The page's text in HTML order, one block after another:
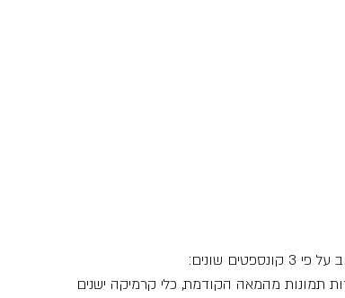
שונים:
תמונות מהמאה הקודמת, כלי קרמיקה ישנים